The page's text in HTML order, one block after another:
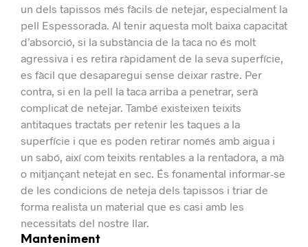
un dels tapissos més fàcils de netejar, especialment la
pell Espessorada. Al tenir aquesta molt baixa capacitat
d’absorció, si la substància de la taca no és molt
agressiva i es retira ràpidament de la seva superfície,
es fàcil que desaparegui sense deixar rastre. Per
contra, si en la pell la taca arriba a penetrar, serà
complicat de netejar. També existeixen teixits
antitaques tractats per retenir les taques a la
superfície i que es poden retirar només amb aigua i
un sabó, així com teixits rentables a la rentadora, a mà
o mitjançant netejat en sec. És fonamental informar-se
de les condicions de neteja dels tapissos i triar de
forma realista un material que es casi amb les
necessitats del nostre llar.
Manteniment